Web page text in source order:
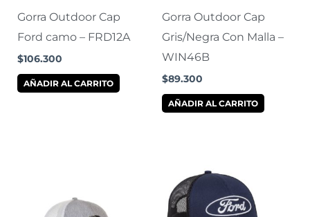
Gorra Outdoor Cap
Ford camo – FRD12A
$106.300
AÑADIR AL CARRITO
Gorra Outdoor Cap
Gris/Negra Con Malla –
WIN46B
$89.300
AÑADIR AL CARRITO